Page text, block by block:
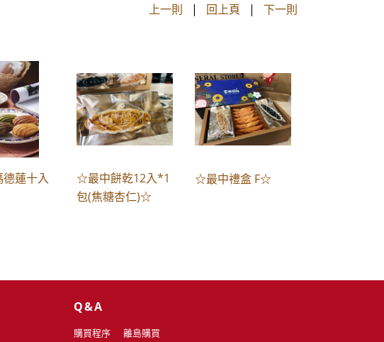
上一則 | 回上頁 | 下一則
蓮十入
☆最中餅乾12入*1
包(焦糖杏仁)☆
☆最中禮盒 F☆
Q&A
購買程序 離島購買